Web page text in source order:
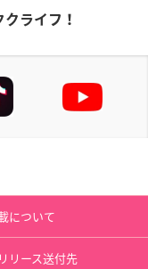
ライフ！
について
リース送付先